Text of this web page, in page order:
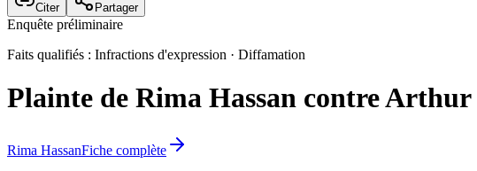
Citer Partager
Enquête préliminaire
Faits qualifiés : Infractions d'expression · Diffamation
Plainte de Rima Hassan contre
Rima HassanFiche complète